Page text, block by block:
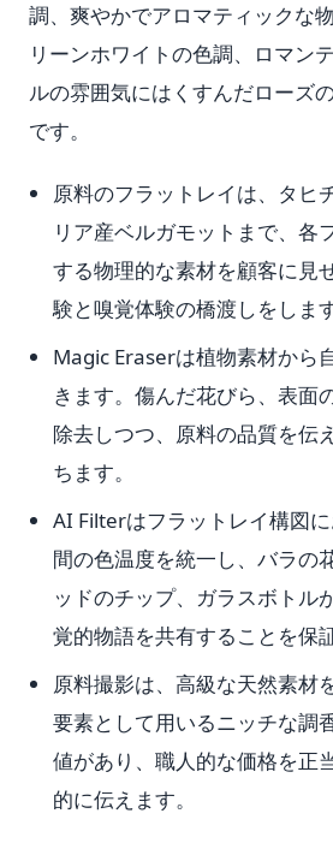
調、爽やかでアロマティックな
リーンホワイトの色調、ロマン
ルの雰囲気にはくすんだローズ
です。
原料のフラットレイは、タヒ
リア産ベルガモットまで、各
する物理的な素材を顧客に見
験と嗅覚体験の橋渡しをします
Magic Eraserは植物素材から
きます。傷んだ花びら、表面
除去しつつ、原料の品質を伝
ちます。
AI Filterはフラットレイ構図
間の色温度を統一し、バラの
ッドのチップ、ガラスボトル
覚的物語を共有することを保
原料撮影は、高級な天然素材
要素として用いるニッチな調
値があり、職人的な価格を正
的に伝えます。